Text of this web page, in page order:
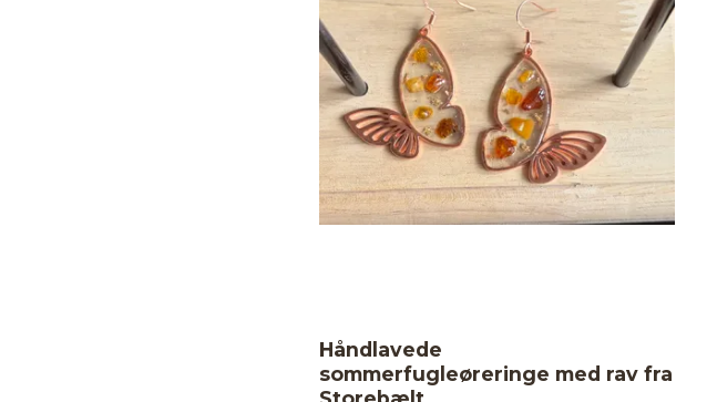
Håndlavede
sommerfugleøreringe med rav fra